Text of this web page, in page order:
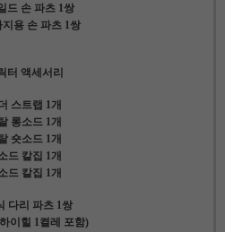
드 손 파츠 1쌍
지용 손 파츠 1쌍
터 액세서리
스트랩 1개
롱소드 1개
숏소드 1개
드 칼집 1개
드 칼집 1개
다리 파츠 1쌍
이힐 1켤레 포함)